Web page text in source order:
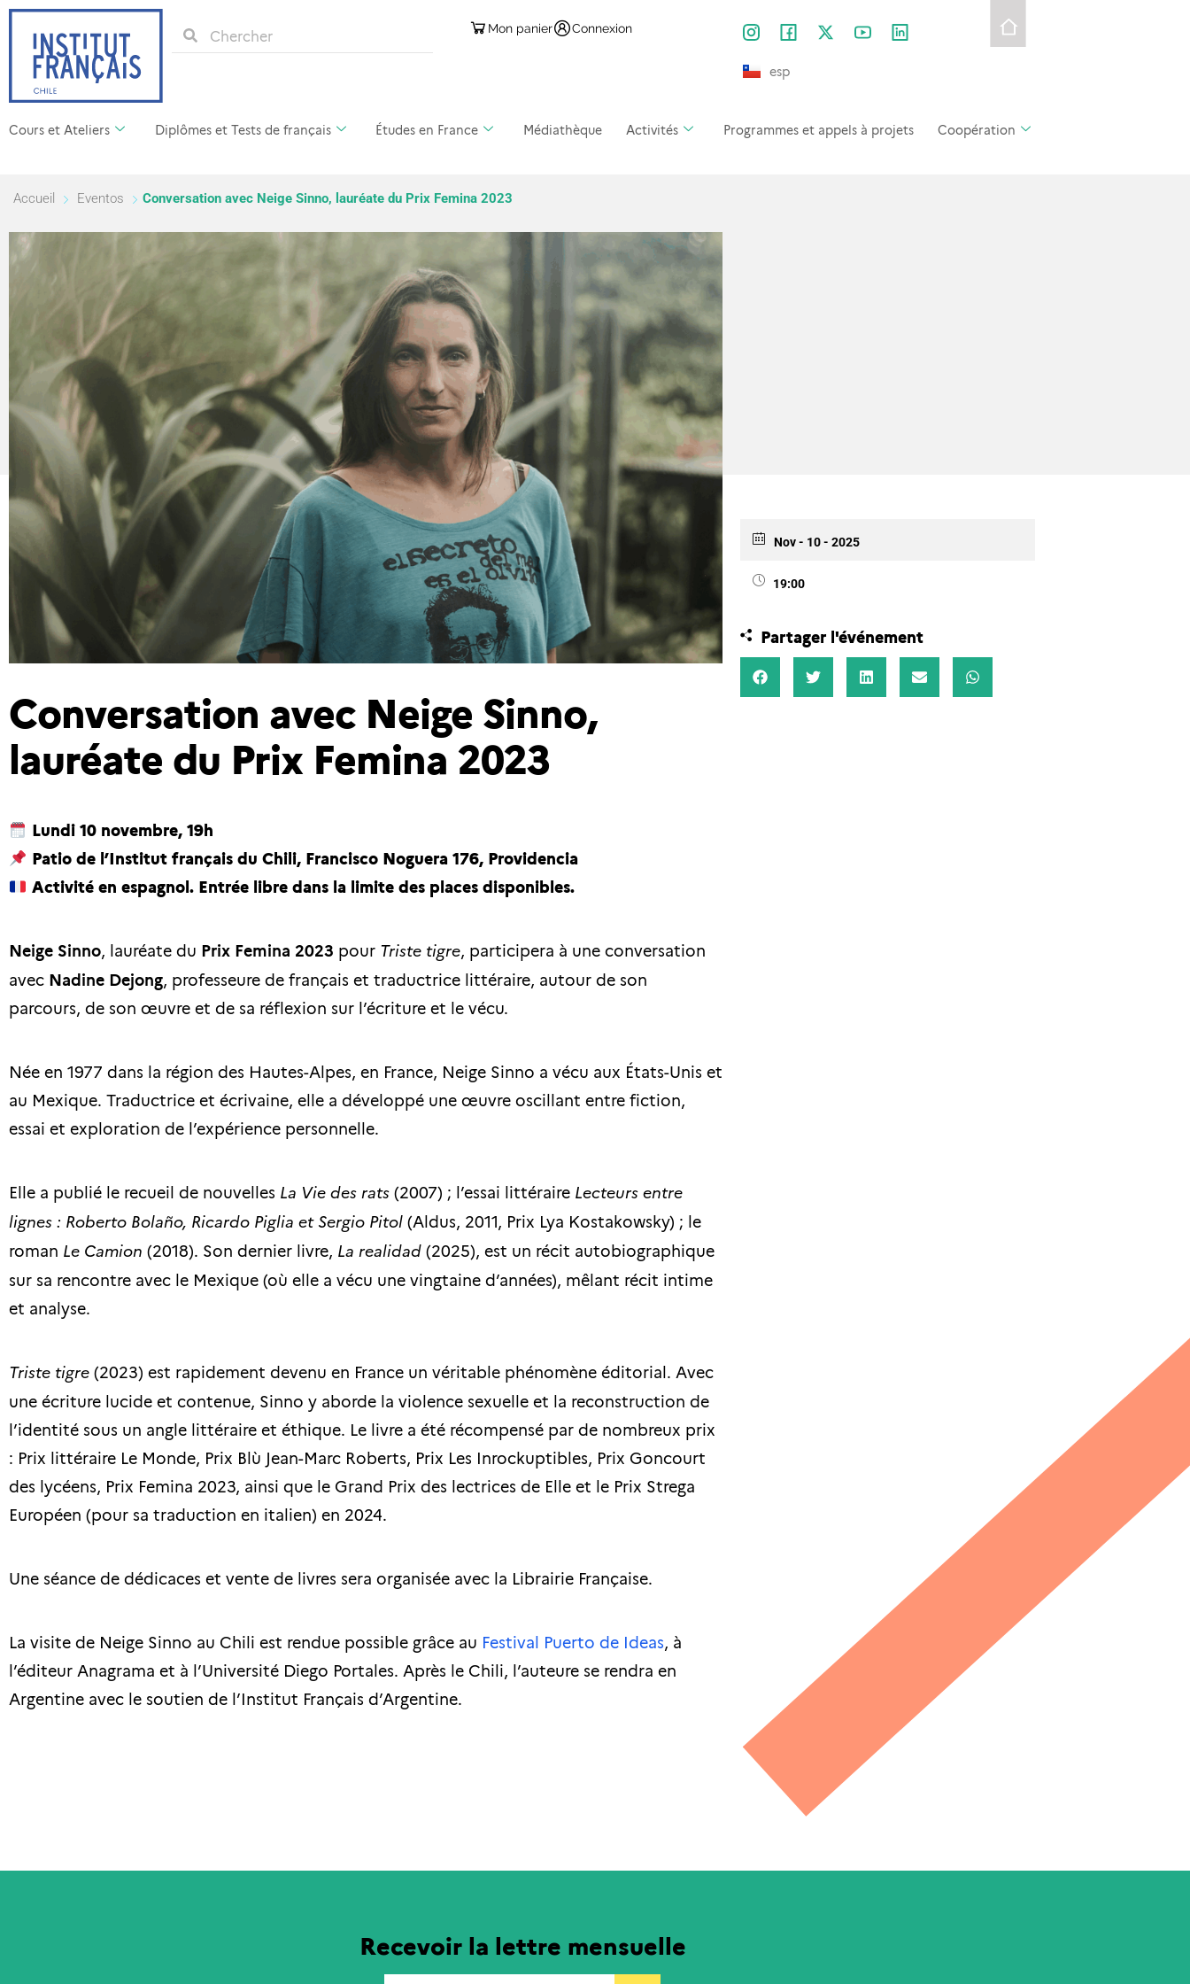
Mon panier Connexion
esp
Cours et Ateliers Diplômes et Tests de français Études en France Médiathèque Activités Programmes et appels à projets Coopération
Accueil Eventos Conversation avec Neige Sinno, lauréate du Prix Femina 2023
Conversation avec Neige Sinno,
lauréate du Prix Femina 2023
Lundi 10 novembre, 19h
Patio de l’Institut français du Chili, Francisco Noguera 176, Providencia
Activité en espagnol. Entrée libre dans la limite des places disponibles.
Neige Sinno, lauréate du Prix Femina 2023 pour Triste tigre, participera à une conversation
avec Nadine Dejong, professeure de français et traductrice littéraire, autour de son
parcours, de son œuvre et de sa réflexion sur l’écriture et le vécu.
Née en 1977 dans la région des Hautes-Alpes, en France, Neige Sinno a vécu aux États-Unis et
au Mexique. Traductrice et écrivaine, elle a développé une œuvre oscillant entre fiction,
essai et exploration de l’expérience personnelle.
Elle a publié le recueil de nouvelles La Vie des rats (2007) ; l’essai littéraire Lecteurs entre
lignes : Roberto Bolaño, Ricardo Piglia et Sergio Pitol (Aldus, 2011, Prix Lya Kostakowsky) ; le
roman Le Camion (2018). Son dernier livre, La realidad (2025), est un récit autobiographique
sur sa rencontre avec le Mexique (où elle a vécu une vingtaine d’années), mêlant récit intime
et analyse.
Triste tigre (2023) est rapidement devenu en France un véritable phénomène éditorial. Avec
une écriture lucide et contenue, Sinno y aborde la violence sexuelle et la reconstruction de
l’identité sous un angle littéraire et éthique. Le livre a été récompensé par de nombreux prix
: Prix littéraire Le Monde, Prix Blù Jean-Marc Roberts, Prix Les Inrockuptibles, Prix Goncourt
des lycéens, Prix Femina 2023, ainsi que le Grand Prix des lectrices de Elle et le Prix Strega
Européen (pour sa traduction en italien) en 2024.
Une séance de dédicaces et vente de livres sera organisée avec la Librairie Française.
La visite de Neige Sinno au Chili est rendue possible grâce au Festival Puerto de Ideas, à
l’éditeur Anagrama et à l’Université Diego Portales. Après le Chili, l’auteure se rendra en
Argentine avec le soutien de l’Institut Français d’Argentine.
Nov - 10 - 2025
19:00
Partager l'événement
Recevoir la lettre mensuelle